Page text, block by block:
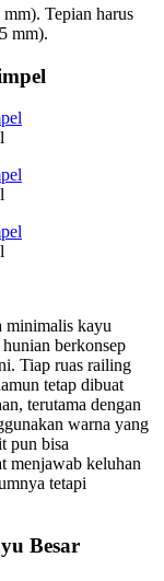
Tepian harus
mm).
minimalis kayu
berkonsep
Tiap ruas railing
tetap dibuat
terutama dengan
warna yang
pun bisa
menjawab keluhan
tetapi
Besar